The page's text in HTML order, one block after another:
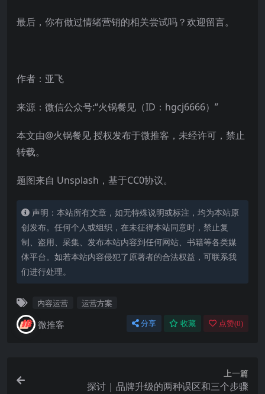
最后，你有做过情绪营销的相关尝试吗？欢迎留言。
作者：亚飞
来源：微信公众号:“火锅餐见（ID：hgcj6666）”
本文由@火锅餐见 授权发布于微推客，未经许可，禁止
转载。
题图来自 Unsplash，基于CC0协议。
声明：本站所有文章，如无特殊说明或标注，均为本站原
创发布。任何个人或组织，在未征得本站同意时，禁止复
制、盗用、采集、发布本站内容到任何网站、书籍等各类媒
体平台。如若本站内容侵犯了原著者的合法权益，可联系我
们进行处理。
内容运营 运营方案
微推客 分享 收藏 点赞(0)
上一篇
探讨 | 品牌升级的两种误区和三个步骤